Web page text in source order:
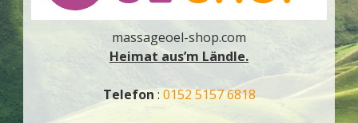
massageoel-shop.com
Heimat aus’m Ländle.
Telefon: 0152 5157 6818